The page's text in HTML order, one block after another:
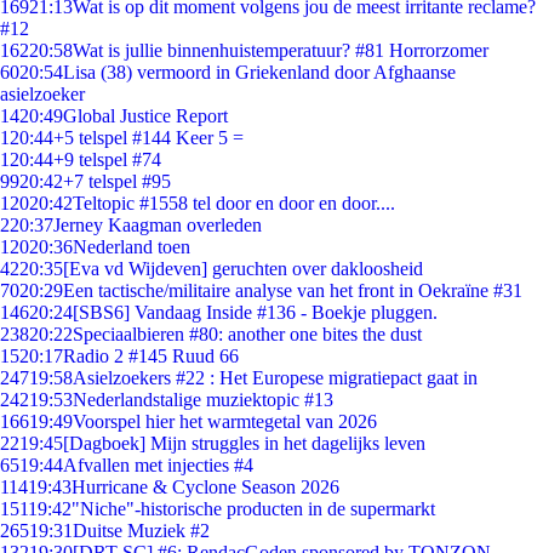
16921:13Wat is op dit moment volgens jou de meest irritante reclame?
#12
16220:58Wat is jullie binnenhuistemperatuur? #81 Horrorzomer
6020:54Lisa (38) vermoord in Griekenland door Afghaanse
asielzoeker
1420:49Global Justice Report
1 20:44+5 telspel #144 Keer 5 =
1 20:44+9 telspel #74
9920:42+7 telspel #95
12020:42Teltopic #1558 tel door en door en door....
220:37Jerney Kaagman overleden
12020:36Nederland toen
4220:35[Eva vd Wijdeven] geruchten over dakloosheid
7020:29Een tactische/militaire analyse van het front in Oekraïne #31
14620:24[SBS6] Vandaag Inside #136 - Boekje pluggen.
23820:22Speciaalbieren #80: another one bites the dust
1520:17Radio 2 #145 Ruud 66
24719:58Asielzoekers #22 : Het Europese migratiepact gaat in
24219:53Nederlandstalige muziektopic #13
16619:49Voorspel hier het warmtegetal van 2026
2219:45[Dagboek] Mijn struggles in het dagelijks leven
6519:44Afvallen met injecties #4
11419:43Hurricane & Cyclone Season 2026
15119:42"Niche"-historische producten in de supermarkt
26519:31Duitse Muziek #2